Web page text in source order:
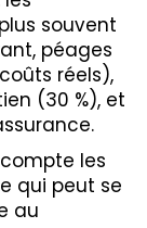
souvent
péages
réels),
(30 %), et
les
qui peut se
au